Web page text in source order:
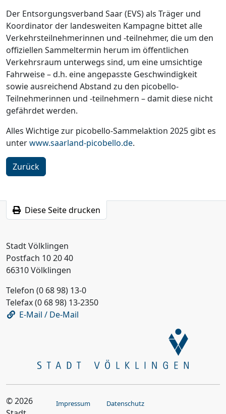
Der Entsorgungsverband Saar (EVS) als Träger und
Koordinator der landesweiten Kampagne bittet alle
Verkehrsteilnehmerinnen und -teilnehmer, die um den
offiziellen Sammeltermin herum im öffentlichen
Verkehrsraum unterwegs sind, um eine umsichtige
Fahrweise – d.h. eine angepasste Geschwindigkeit
sowie ausreichend Abstand zu den picobello-
Teilnehmerinnen und -teilnehmern – damit diese nicht
gefährdet werden.
Alles Wichtige zur picobello-Sammelaktion 2025 gibt es
unterwww.saarland-picobello.de.
Zurück
Diese Seite drucken
Stadt Völklingen
Postfach 10 20 40
66310 Völklingen
Telefon (0 68 98) 13-0
Telefax (0 68 98) 13-2350
E-Mail / De-Mail
© 2026
Impressum Datenschutz